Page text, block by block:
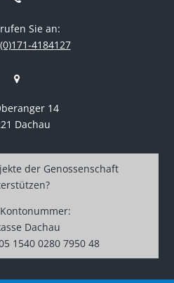
Sie an:
4184127
14
Dachau
der Genossenschaft
Dachau
1540 0280 7950 48